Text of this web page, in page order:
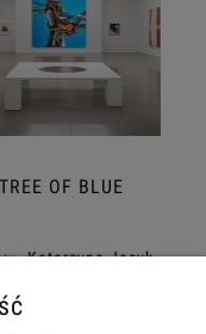
TREE OF BLUE
Katarzyna Jasyk
2 500,00 zł